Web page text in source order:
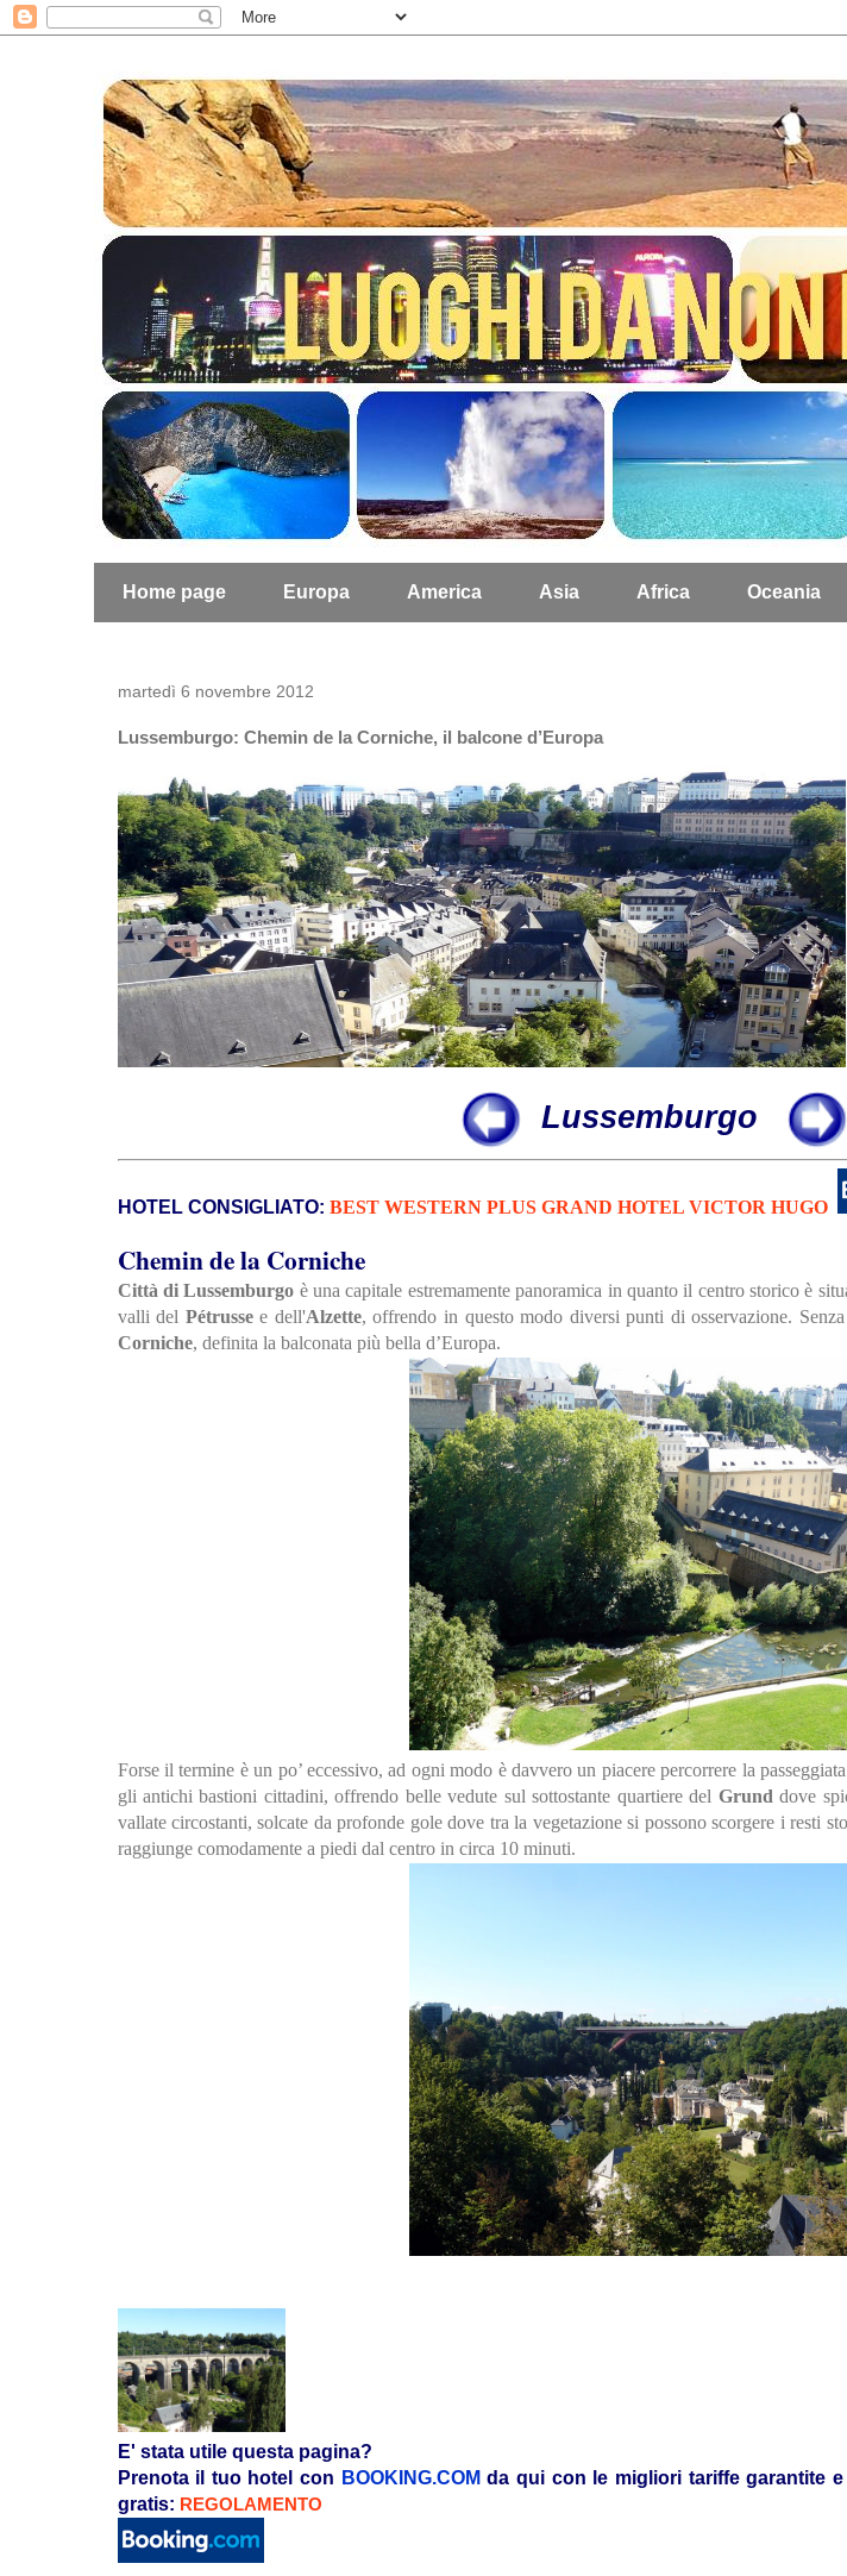
Home page Europa America Asia Africa Oceania
martedì 6 novembre 2012
Lussemburgo: Chemin de la Corniche, il balcone d’Europa
Lussemburgo
HOTEL CONSIGLIATO: BEST WESTERN PLUS GRAND HOTEL VICTOR HUGO
Chemin de la Corniche
Città di Lussemburgo è una capitale estremamente panoramica in quanto il centro storico è
valli del Pétrussee dell'Alzette, offrendo in questo modo diversi punti di osservazione.
Corniche, definita la balconata più bella d’Europa.
Forse il termine è un po’ eccessivo, ad ogni modo è davvero un piacere percorrere la
gli antichi bastioni cittadini, offrendo belle vedute sul sottostante quartiere del Grund dove
vallate circostanti, solcate da profonde gole dove tra la vegetazione si possono scorgere i resti
raggiunge comodamente a piedi dal centro in circa 10 minuti.
E' stata utile questa pagina?
Prenota il tuo hotel con BOOKING.COM da qui con le migliori tariffe garantite
gratis: REGOLAMENTO